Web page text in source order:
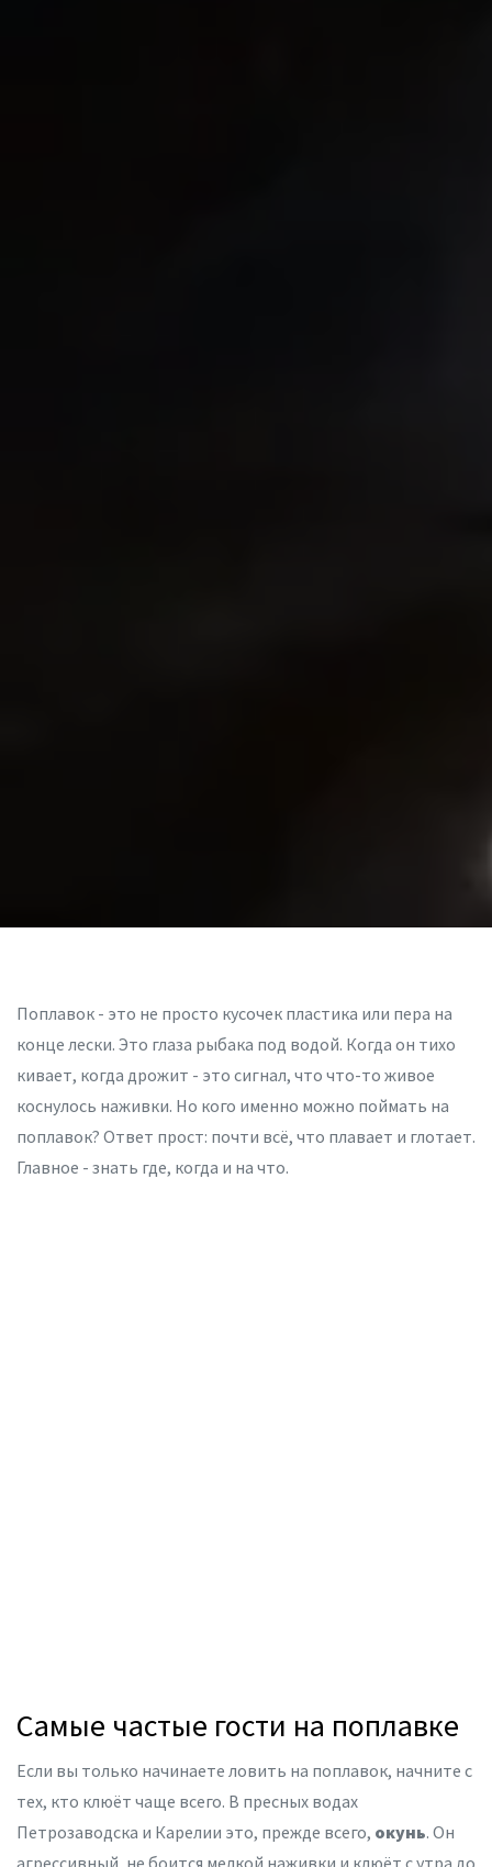
Поплавок - это не просто кусочек пластика или пера на
конце лески. Это глаза рыбака под водой. Когда он тихо
кивает, когда дрожит - это сигнал, что что-то живое
коснулось наживки. Но кого именно можно поймать на
поплавок? Ответ прост: почти всё, что плавает и глотает.
Главное - знать где, когда и на что.
Самые частые гости на поплавке
Если вы только начинаете ловить на поплавок, начните с
тех, кто клюёт чаще всего. В пресных водах
Петрозаводска и Карелии это, прежде всего, окунь. Он
агрессивный, не боится мелкой наживки и клюёт с утра до